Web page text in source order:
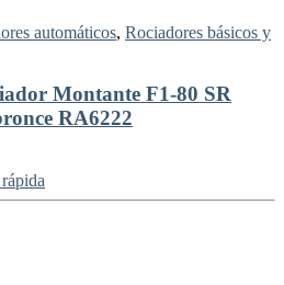
automáticos, Rociadores básicos y
Montante F1-80 SR
RA6222